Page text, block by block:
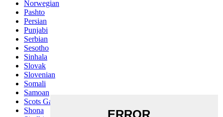
Norwegian
Pashto
Persian
Punjabi
Serbian
Sesotho
Sinhala
Slovak
Slovenian
Somali
Samoan
Scots Gaelic
Shona